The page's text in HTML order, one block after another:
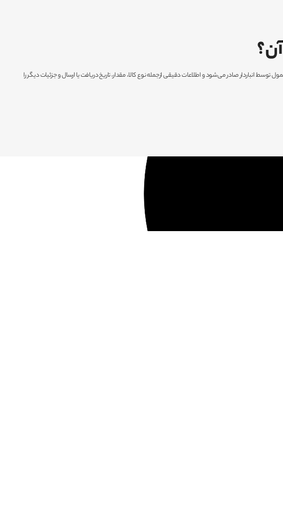
انباردار صادر می‌شود و اطلاعات دقیقی ازجمله نوع کالا، مقدار، تاریخ دریافت یا ارسال و جزئیات دیگر را